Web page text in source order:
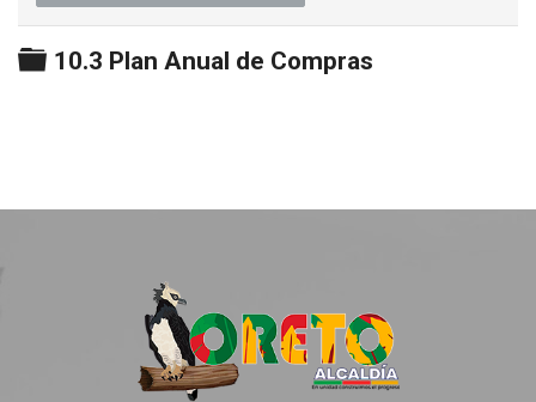
Carpeta
10.3 Plan Anual de Compras